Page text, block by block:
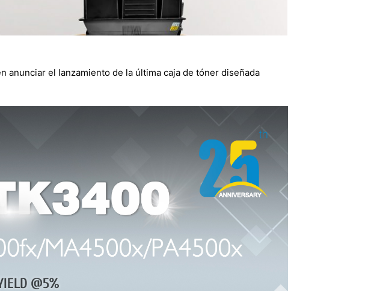
el lanzamiento de la última caja de tóner diseñada